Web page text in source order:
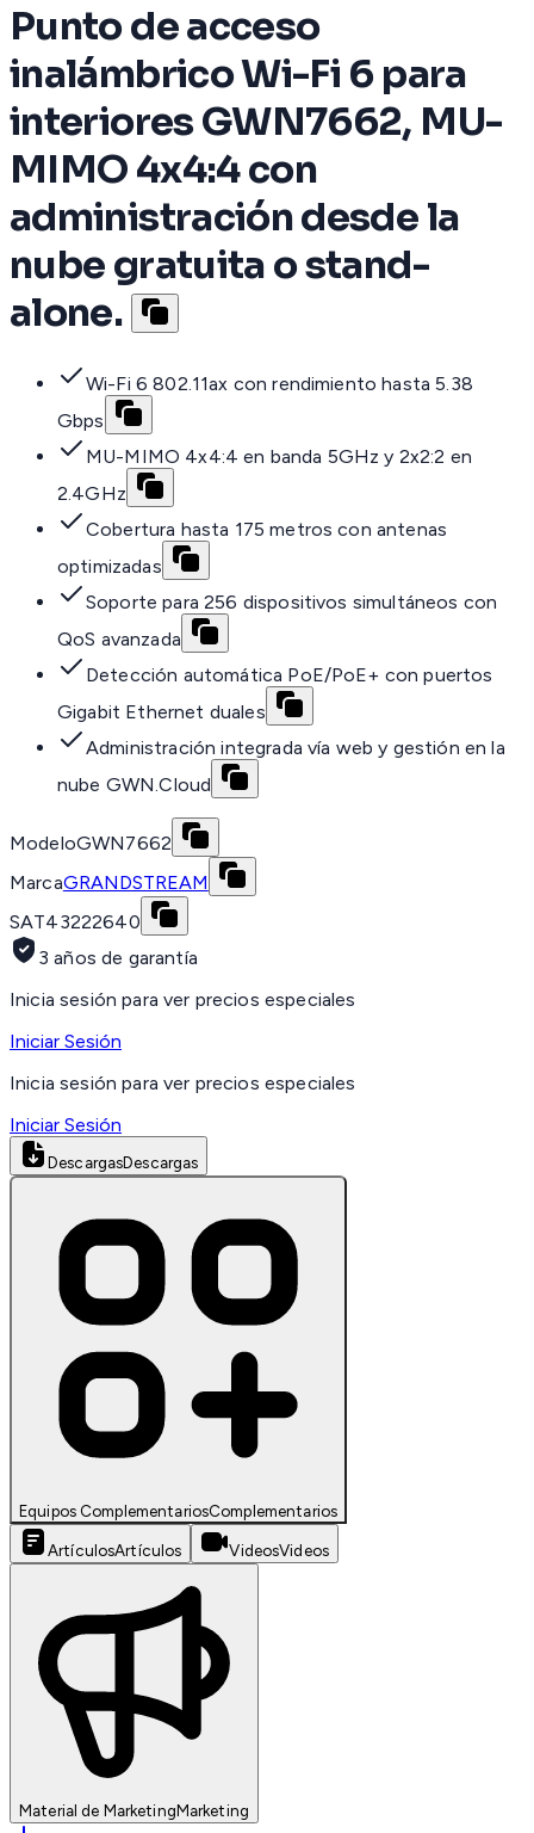
Punto de acceso
inalámbrico Wi-Fi 6 para
interiores GWN7662, MU-
MIMO 4x4:4 con
administración desde la
nube gratuita o stand-
alone.
Wi-Fi 6 802.11ax con rendimiento hasta 5.38
Gbps
MU-MIMO 4x4:4 en banda 5GHz y 2x2:2 en
2.4GHz
Cobertura hasta 175 metros con antenas
optimizadas
Soporte para 256 dispositivos simultáneos con
QoS avanzada
Detección automática PoE/PoE+ con puertos
Gigabit Ethernet duales
Administración integrada vía web y gestión en la
nube GWN.Cloud
ModeloGWN7662
MarcaGRANDSTREAM
SAT43222640
3 años de garantía
Inicia sesión para ver precios especiales
Iniciar Sesión
Inicia sesión para ver precios especiales
Iniciar Sesión
DescargasDescargas
Equipos ComplementariosComplementarios
ArtículosArtículos VideosVideos
Material de MarketingMarketing